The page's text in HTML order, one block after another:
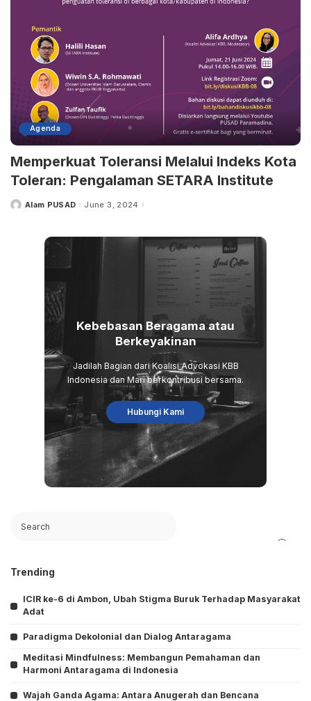
Agenda
Memperkuat Toleransi Melalui Indeks Kota
Toleran: Pengalaman SETARA Institute
PostedAlam PUSAD June 3, 2024
Kebebasan Beragama atau
Berkeyakinan
Jadilah Bagian dari Koalisi Advokasi KBB
Indonesia dan Mari berkontribusi bersama.
Hubungi Kami
Trending
ICIR ke-6 di Ambon, Ubah Stigma Buruk Terhadap Masyarakat
Adat
Paradigma Dekolonial dan Dialog Antaragama
Meditasi Mindfulness: Membangun Pemahaman dan
Harmoni Antaragama di Indonesia
Wajah Ganda Agama: Antara Anugerah dan Bencana